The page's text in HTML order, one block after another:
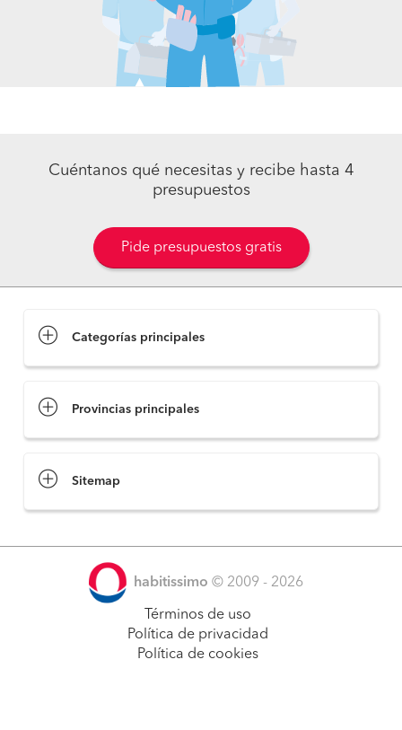
Cuéntanos qué necesitas y recibe hasta 4
presupuestos
Pide presupuestos gratis
Categorías principales
Provincias principales
Sitemap
habitissimo © 2009 - 2026
Términos de uso
Política de privacidad
Política de cookies